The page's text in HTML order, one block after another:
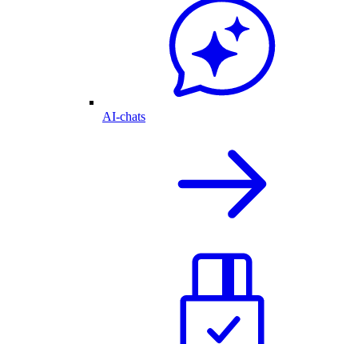
AI-chats